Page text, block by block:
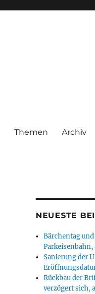
Themen Archiv
NEUESTE
Bärchentag
Parkeisenbahn,
Sanierung der
Rückbau der
verzögert sich,